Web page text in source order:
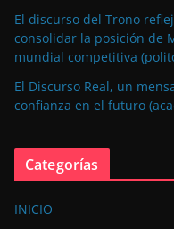
El discurso del Trono
consolidar la posición de
mundial competitiva
El Discurso Real, un
confianza en el futuro
Categorías
INICIO